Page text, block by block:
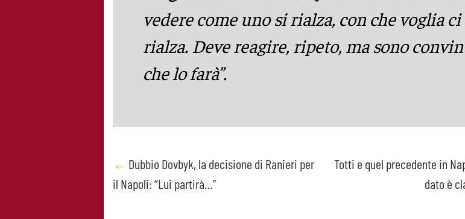
vedere come uno si rialza, con che voglia
rialza. Deve reagire, ripeto, ma sono
che lo farà”.
Post
navigation
← Dubbio Dovbyk, la decisione di Ranieri per
il Napoli: “Lui partirà…”
Totti e quel precedente in
dato è